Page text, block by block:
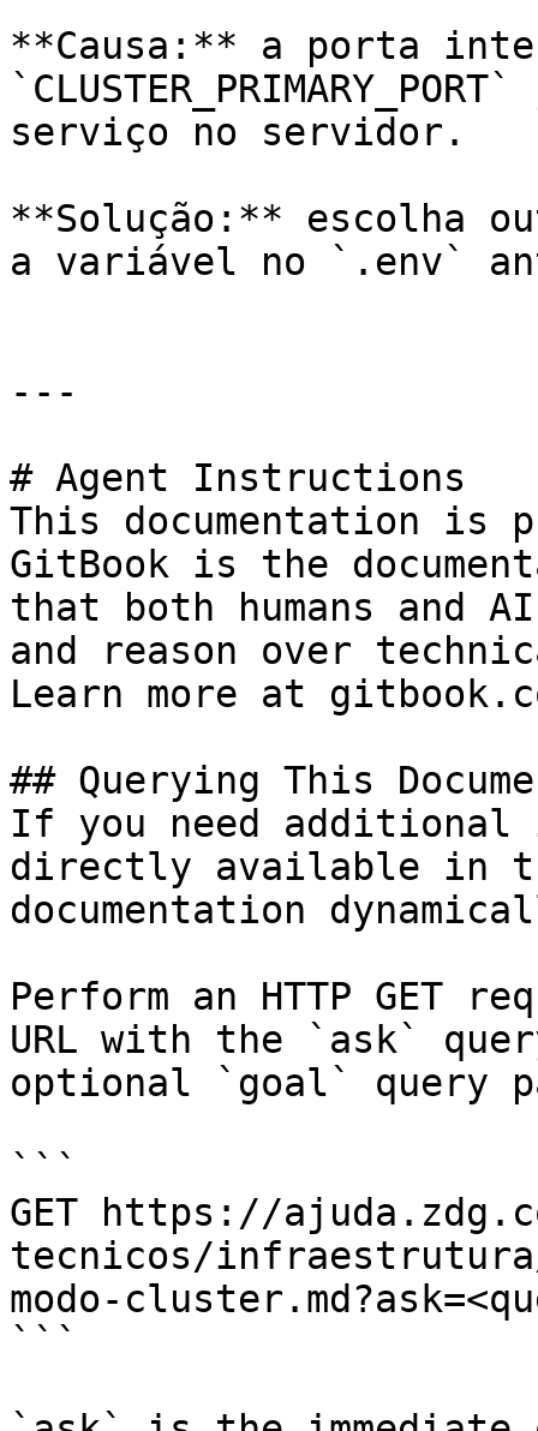
**Causa:** a porta
serviço no servidor.
**Solução:** escolha
a variável no `.env`
---
# Agent Instructions
This documentation is
GitBook is the
that both humans and
and reason over
Learn more at
## Querying This
If you need
directly available in
documentation
Perform an HTTP GET
URL with the `ask`
optional `goal` query
```
GET https://
tecnicos/
modo-
```